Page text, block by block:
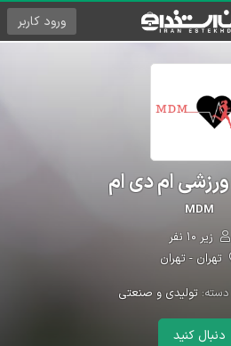
ورود کاربر
ام دی ام
MDM
زیر ۱۰ نفر
تهران - تهران
دسته:تولیدی و صنعتی
دنبال کنید